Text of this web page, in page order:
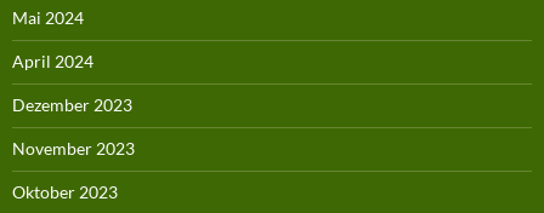
Mai 2024
April 2024
Dezember 2023
November 2023
Oktober 2023